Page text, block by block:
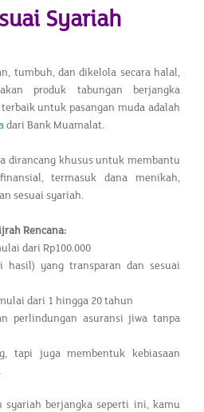
Syariah
tumbuh, dan dikelola secara halal,
produk tabungan berjangka
untuk pasangan muda adalah
dari Bank Muamalat.
dirancang khusus untuk membantu
termasuk dana menikah,
sesuai syariah.
Rencana:
dari Rp100.000
hasil) yang transparan dan sesuai
dari 1 hingga 20 tahun
perlindungan asuransi jiwa tanpa
tapi juga membentuk kebiasaan
syariah berjangka seperti ini, kamu